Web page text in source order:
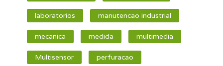
laboratorios manutencao industrial
mecanica medida multimedia
Multisensor perfuracao